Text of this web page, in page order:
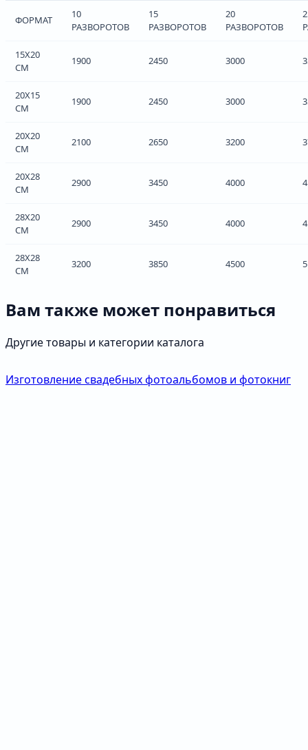
ФОРМАТ
10
РАЗВОРОТОВ
15
РАЗВОРОТОВ
20
РАЗВОРОТОВ
15Х20
СМ
1900 2450 3000
20Х15
СМ
1900 2450 3000
20Х20
СМ
2100 2650 3200
20Х28
СМ
2900 3450 4000
28Х20
СМ
2900 3450 4000
28Х28
СМ
3200 3850 4500
Вам также может понравиться
Другие товары и категории каталога
Изготовление свадебных фотоальбомов и фотокниг